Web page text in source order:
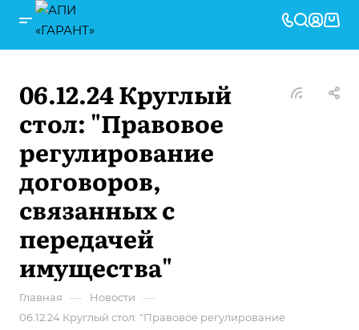
06.12.24 Круглый
стол: "Правовое
регулирование
договоров,
связанных с
передачей
имущества"
Главная — Новости —
06.12.24 Круглый стол: "Правовое регулирование